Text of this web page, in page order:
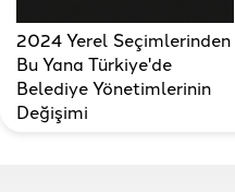
2024 Yerel Seçimlerinden
Bu Yana Türkiye'de
Belediye Yönetimlerinin
Değişimi